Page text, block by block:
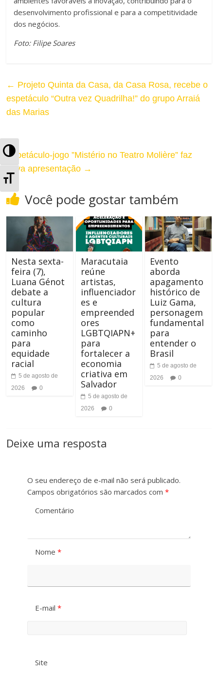
A
t
n
C
A
t
r
m
o
desenvolvimento profissional e para a competitividade
dos negócios.
Foto: Filipe Soares
← Projeto Quinta da Casa, da Casa Rosa, recebe o
espetáculo “Outra vez Quadrilha!” do grupo Arraiá
das Marias
Espetáculo-jogo ”Mistério no Teatro Molière” faz
nova apresentação →
Você pode gostar também
Nesta sexta-
feira (7),
Luana Génot
debate a
cultura
popular
como
caminho
para
equidade
racial
5 de agosto de
2026
0
Maracutaia
reúne
artistas,
influenciador
es e
empreended
ores
LGBTQIAPN+
para
fortalecer a
economia
criativa em
Salvador
5 de agosto de
2026
0
Evento
aborda
apagamento
histórico de
Luiz Gama,
personagem
fundamental
para
entender o
Brasil
5 de agosto de
2026
0
Deixe uma resposta
O seu endereço de e-mail não será publicado.
Campos obrigatórios são marcados com *
Comentário
Nome *
E-mail *
Site